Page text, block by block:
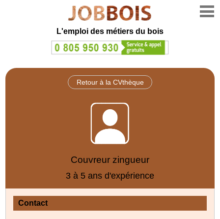
L'emploi des métiers du bois
Retour à la CVthèque
Couvreur zingueur
3 à 5 ans d'expérience
Contact